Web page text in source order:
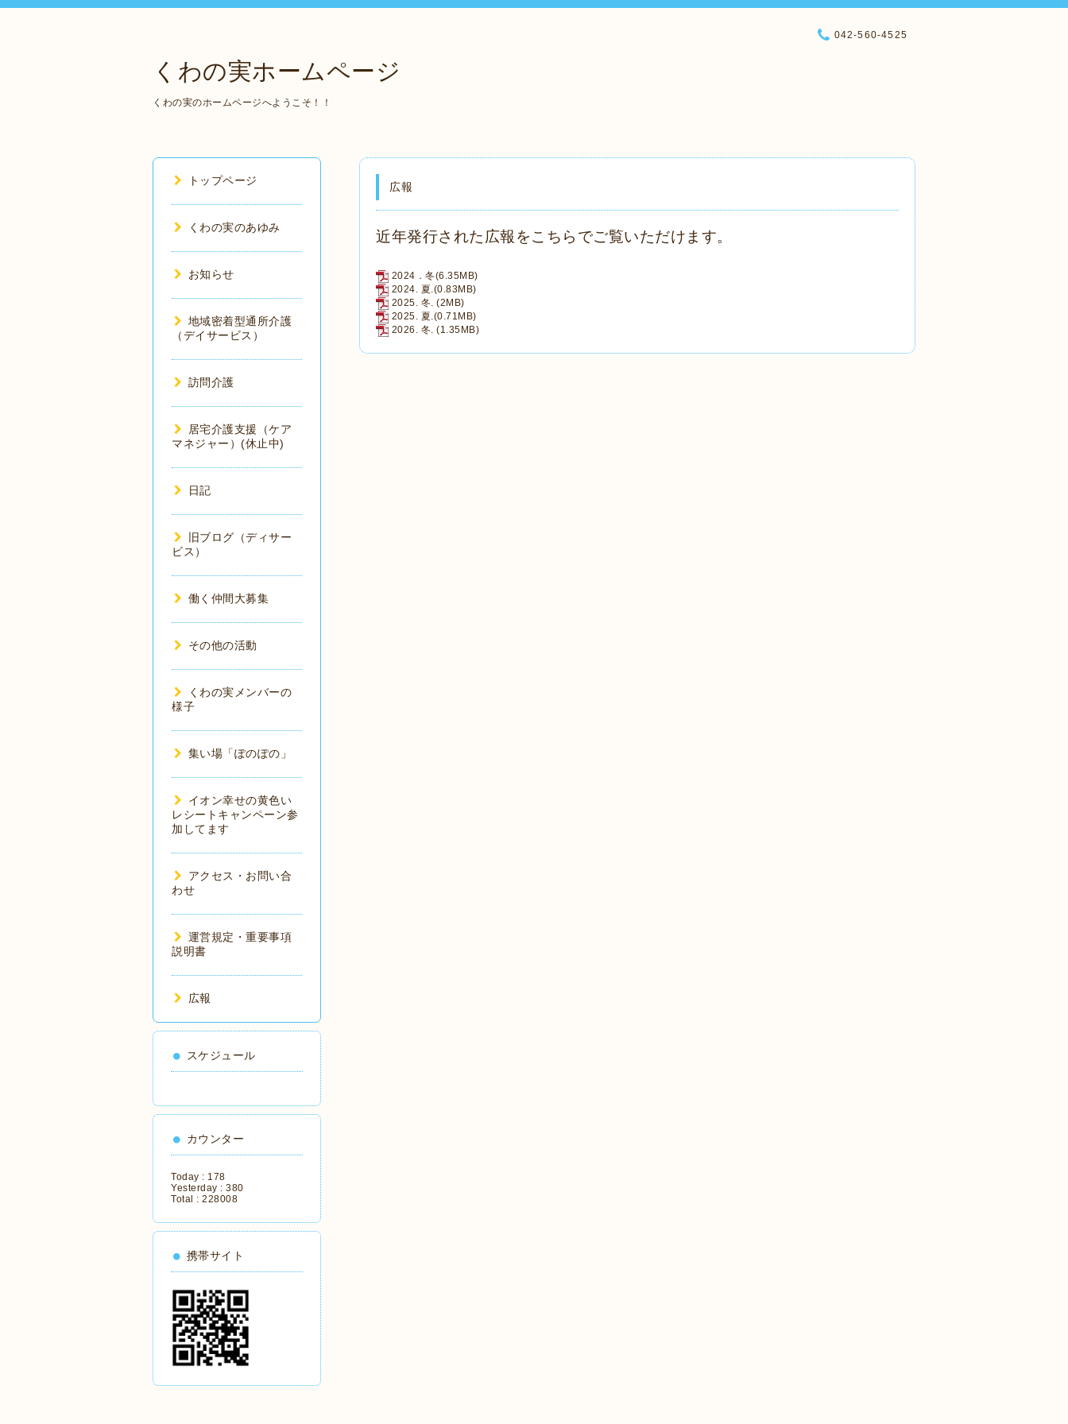
くわの実ホームページ
くわの実のホームページへようこそ！！
042-560-4525
広報
近年発行された広報をこちらでご覧いただけます。
2024．冬(6.35MB)
2024. 夏.(0.83MB)
2025. 冬. (2MB)
2025. 夏.(0.71MB)
2026. 冬. (1.35MB)
トップページ
くわの実のあゆみ
お知らせ
地域密着型通所介護
（デイサービス）
訪問介護
居宅介護支援（ケア
マネジャー）(休止中)
日記
旧ブログ（ディサー
ビス）
働く仲間大募集
その他の活動
くわの実メンバーの
様子
集い場「ぽのぽの」
イオン幸せの黄色い
レシートキャンペーン参
加してます
アクセス・お問い合
わせ
運営規定・重要事項
説明書
広報
スケジュール
カウンター
Today : 178
Yesterday : 380
Total : 228008
携帯サイト